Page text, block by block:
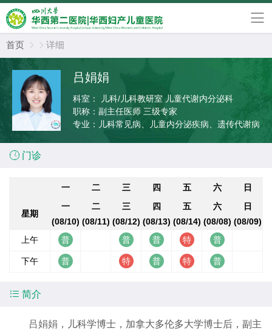
首页   详细
吕娟娟
科室：
儿科/儿科教研室 儿童代谢内分泌科
职称： 副主任医师 三级专家
专业： 儿科常见病、儿童内分泌疾病、遗传代谢病
 门诊
一 二 三 四 五 六 日
星期
一
(08/10)
二
(08/11)
三
(08/12)
四
(08/13)
五
(08/14)
六
(08/08)
日
(08/09)
上午
下午
 简介
吕娟娟 ，儿科学博士，加拿大多伦多大学博士后，副主